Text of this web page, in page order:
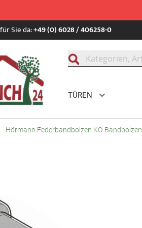
Sie da:+49 (0) 6028 / 406258-0
TÜREN
Hörmann Federbandbolzen KO-